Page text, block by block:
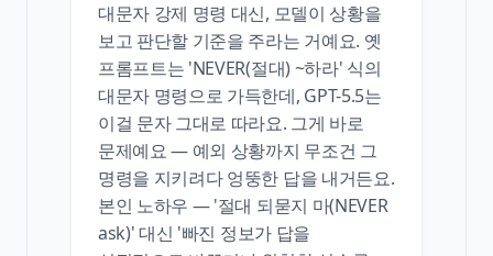
대문자 강제 명령 대신, 모델이 상황을
보고 판단할 기준을 주라는 거예요. 옛
프롬프트는 'NEVER(절대) ~하라' 식의
대문자 명령으로 가득한데, GPT-5.5는
이걸 문자 그대로 따라요. 그게 바로
문제예요 — 예외 상황까지 무조건 그
명령을 지키려다 엉뚱한 답을 내거든요.
본인 노하우 — '절대 되묻지 마(NEVER
ask)' 대신 '빠진 정보가 답을